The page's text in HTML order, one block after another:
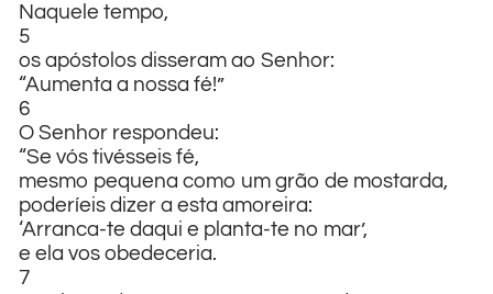
Naquele tempo,
5
os apóstolos disseram ao Senhor:
“Aumenta a nossa fé!”
6
O Senhor respondeu:
“Se vós tivésseis fé,
mesmo pequena como um grão de mostarda,
poderíeis dizer a esta amoreira:
‘Arranca-te daqui e planta-te no mar’,
e ela vos obedeceria.
7